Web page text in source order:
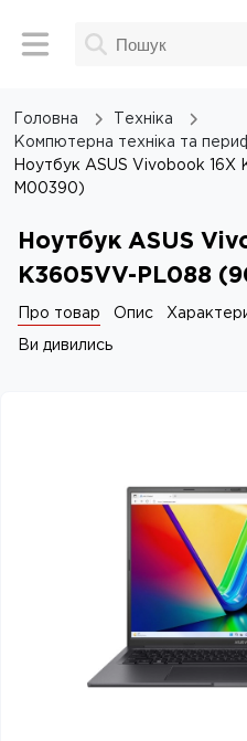
Головна
Техніка
Компютерна техніка та
Ноутбук ASUS Vivobook 16X
M00390)
Ноутбук ASUS
K3605VV-PL088
Про товар Опис
Ви дивились